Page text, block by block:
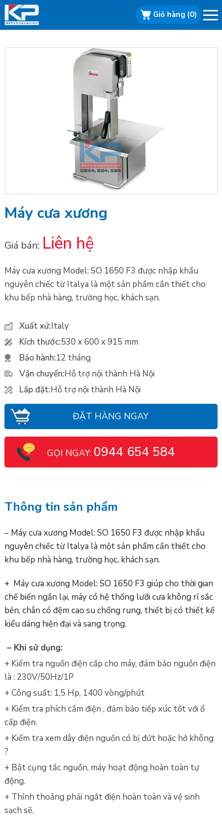
nghiệp, Bếp
Giỏ hàng (0)
Máy cưa xương
Giá bán: Liên hệ
Máy cưa xương Model: SO 1650 F3 được nhập khẩu
nguyên chiếc từ Italya là một sản phẩm cần thiết cho
khu bếp nhà hàng, trường học, khách sạn.
Xuất xứ:Italy
Kích thước:530 x 600 x 915 mm
Bảo hành:12 tháng
Vận chuyển:Hỗ trợ nội thành Hà Nội
Lắp đặt:Hỗ trợ nội thành Hà Nội
ĐẶT HÀNG NGAY
GỌI NGAY: 0944 654 584
Thông tin sản phẩm
– Máy cưa xương Model: SO 1650 F3 được nhập khẩu
nguyên chiếc từ Italya là một sản phẩm cần thiết cho
khu bếp nhà hàng, trường học, khách sạn.
+ Máy cưa xương Model: SO 1650 F3 giúp cho thời gian
chế biến ngắn lại, máy có hệ thống lưỡi cưa không rỉ sắc
bén, chân có đệm cao su chống rung, thiết bị có thiết kế
kiểu dáng hiện đại và sang trọng.
– Khi sử dụng:
+ Kiểm tra nguồn điện cấp cho máy, đảm bảo nguồn điện
là : 230V/50Hz/1P
+ Công suất: 1,5 Hp, 1400 vòng/phút
+ Kiểm tra phích cắm điện , đảm bảo tiếp xúc tốt với ổ
cấp điện.
+ Kiểm tra xem dây điện nguồn có bị đứt hoặc hở không
?
+ Bật cụng tắc nguồn, máy hoạt động hoàn toàn tự
động.
+ Thỉnh thoảng phải ngắt điện hoàn toàn và vệ sinh
sạch sẽ.